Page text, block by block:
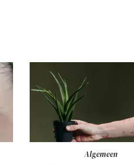
Algemeen